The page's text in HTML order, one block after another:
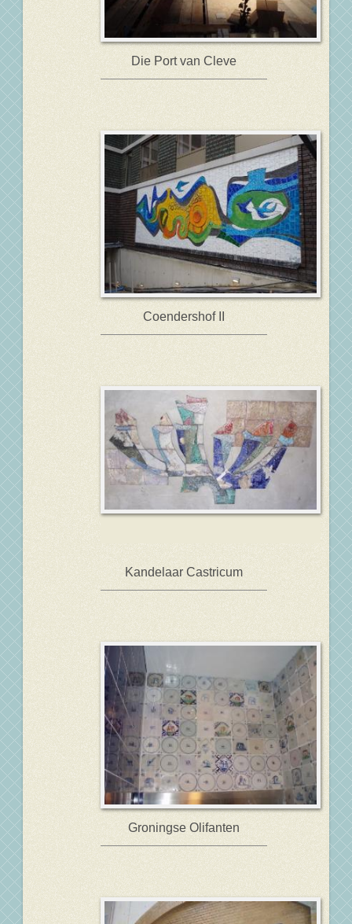
Die Port van Cleve
Coendershof II
Kandelaar Castricum
Groningse Olifanten